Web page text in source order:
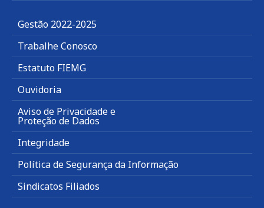
Gestão 2022-2025
Trabalhe Conosco
Estatuto FIEMG
Ouvidoria
Aviso de Privacidade e
Proteção de Dados
Integridade
Política de Segurança da Informação
Sindicatos Filiados